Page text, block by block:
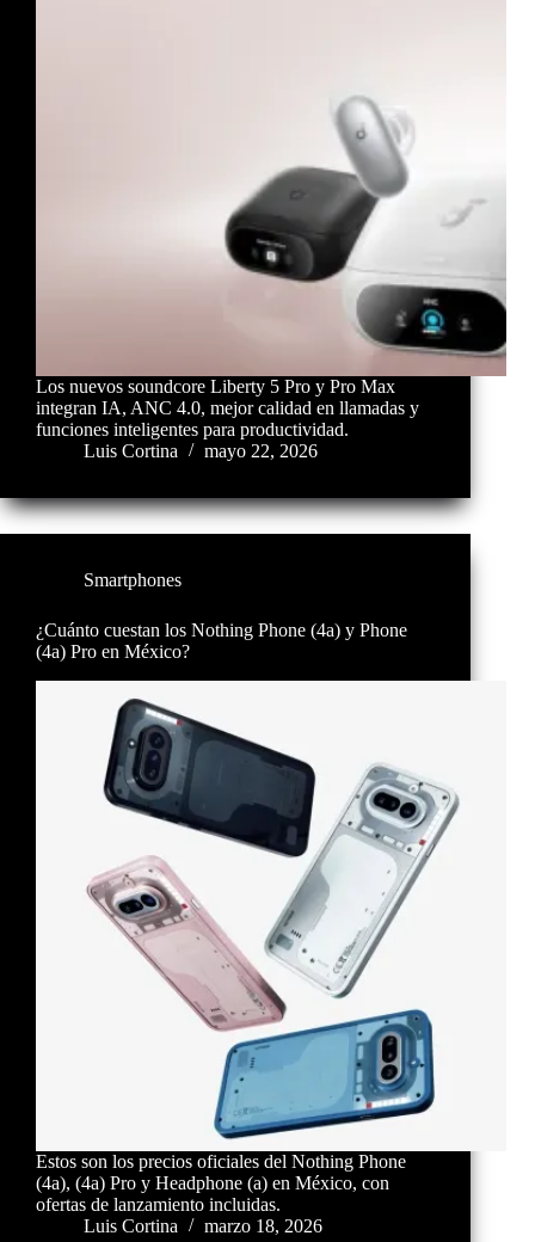
Los nuevos soundcore Liberty 5 Pro y Pro Max
integran IA, ANC 4.0, mejor calidad en llamadas y
funciones inteligentes para productividad.
Luis Cortina
mayo 22, 2026
Smartphones
¿Cuánto cuestan los Nothing Phone (4a) y Phone
(4a) Pro en México?
Estos son los precios oficiales del Nothing Phone
(4a), (4a) Pro y Headphone (a) en México, con
ofertas de lanzamiento incluidas.
Luis Cortina
marzo 18, 2026